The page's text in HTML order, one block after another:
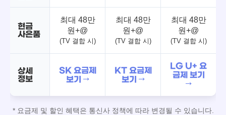
현금
사은품
최대 48만
원+@
(TV 결합 시)
최대 48만
원+@
(TV 결합 시)
최대 48만
원+@
(TV 결합 시)
상세
정보
SK 요금제
보기 →
KT 요금제
보기 →
LG U+ 요
금제 보기
→
* 요금제 및 할인 혜택은 통신사 정책에 따라 변경될 수 있습니다.